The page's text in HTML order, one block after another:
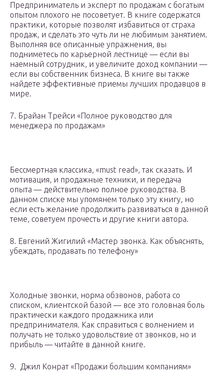
Предприниматель и эксперт по продажам с богатым
опытом плохого не посоветует. В книге содержатся
практики, которые позволят избавиться от страха
продаж, и сделать это чуть ли не любимым занятием.
Выполняя все описанные упражнения, вы
подниметесь по карьерной лестнице — если вы
наемный сотрудник, и увеличите доход компании —
если вы собственник бизнеса. В книге вы также
найдете эффективные приемы лучших продавцов в
мире.
7. Брайан Трейси «Полное руководство для
менеджера по продажам»
Бессмертная классика, «must read», так сказать. И
мотивация, и продажные техники, и передача
опыта — действительно полное руководства. В
данном списке мы упомянем только эту книгу, но
если есть желание продолжить развиваться в данной
теме, советуем прочесть и другие книги автора.
8. Евгений Жигилий «Мастер звонка. Как объяснять,
убеждать, продавать по телефону»
Холодные звонки, норма обзвонов, работа со
списком, клиентской базой — все это головная боль
практически каждого продажника или
предпринимателя. Как справиться с волнением и
получать не только удовольствие от звонков, но и
прибыль — читайте в данной книге.
9. Джил Конрат «Продажи большим компаниям»